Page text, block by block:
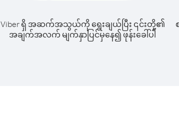
Viber ရှိ အဆက်အသွယ်ကို ရွေးချယ်ပြီး ၎င်းတို့၏
အချက်အလက် မျက်နှာပြင်မှနေ၍ ဖုန်းခေါ်ပါ